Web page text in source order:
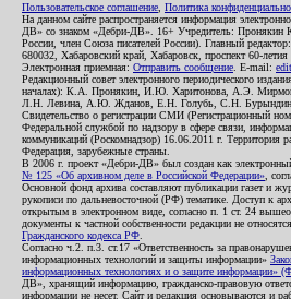
Пользовательское соглашение Политика
На данном сайте распространяется информация
ДВ» со знаком «Дебри-ДВ». 16+ Учредитель: Пронякин
России, член Союза писателей России). Главный
680032, Хабаровский край, Хабаровск, проспект 60-
Электронная приемная: Отправить сообщение . E-mail:
Редакционный совет электронного периодического
началах): К.А. Пронякин, И.Ю. Харитонова, А.Э.
Л.Н. Левина, А.Ю. Жданов, Е.Н. Голубь, С.Н.
Свидетельство о регистрации СМИ (Регистрационный
Федеральной службой по надзору в сфере связи,
коммуникаций (Роскомнадзор) 16.06.2011 г. Территория
Федерация, зарубежные страны.
В 2006 г. проект «Дебри-ДВ» был создан как
№ 125 «Об архивном деле в Российской Федерации» ,
Основной фонд архива составляют публикации газет и
рукописи по дальневосточной (РФ) тематике. Доступ к
открытым в электронном виде, согласно п. 1 ст. 24
документы к частной собственности редакции не
Гражданского кодекса РФ
Согласно ч.2. п.3. ст.17 «Ответственность за
информационных технологий и защиты информации»
информационных технологиях и о защите информации»
ДВ», хранящий информацию, гражданско-правовую
информации не несет. Сайт и редакция основываются и